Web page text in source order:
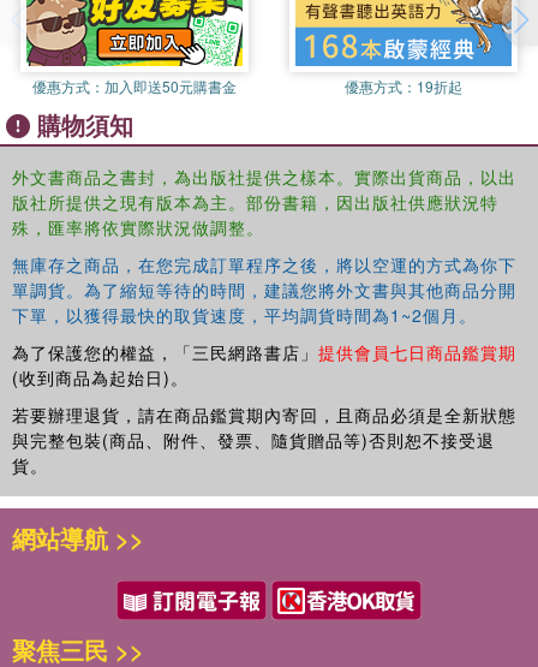
The book is organized into three sections:
Fundamental Concepts covers bold ideas that inspire novel
approaches in modern quantitative biology. It offers perspectives on
evolutionary dynamics, system design principles, chance and
Methodsdescribes recently developed or improved techniques that
are transforming biological research. It covers experimental
methods for studying single-molecule biochemistry, small-angle
scattering from biomolecules, subcellular localization of proteins,
and single-cell behavior. It also describes theoretical methods for
synthetic biology and modeling random variations among cells.
Molecular and Cellular Systems
優惠方式： 加入即送50元購書金 優惠方式： 19折起
購物須知
外文書商品之書封，為出版社提供之樣本。實際出貨商品，以出
版社所提供之現有版本為主。部份書籍，因出版社供應狀況特
殊，匯率將依實際狀況做調整。
無庫存之商品，在您完成訂單程序之後，將以空運的方式為你下
單調貨。為了縮短等待的時間，建議您將外文書與其他商品分開
下單，以獲得最快的取貨速度，平均調貨時間為1~2個月。
為了保護您的權益，「三民網路書店」 提供會員七日商品鑑賞期
(收到商品為起始日)。
若要辦理退貨，請在商品鑑賞期內寄回，且商品必須是全新狀態
與完整包裝(商品、附件、發票、隨貨贈品等)否則恕不接受退
貨。
網站導航 >>
聚焦三民 >>